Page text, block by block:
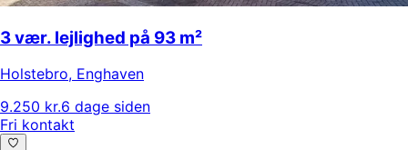
3 vær. lejlighed på 93 m²
Holstebro, Enghaven
9.250 kr.6 dage siden
Fri kontakt